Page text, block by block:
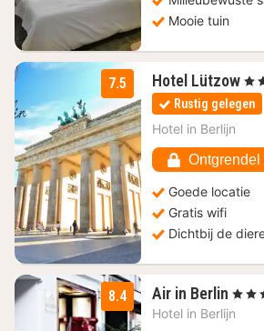
Mooie tuin
7.5 Hotel Lützow 1
€
, 3
Rustig gelegen
Hotel in Berlijn
Ontgrendel
Goede locatie
Gratis wifi
Dichtbij de
8.4 Air in Berlin 1
nacht
, 3
Hotel in Berlijn